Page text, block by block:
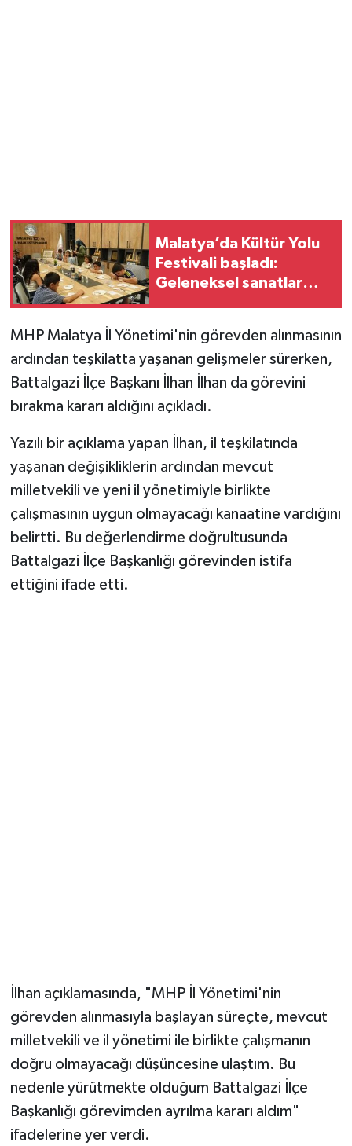
Malatya’da Kültür Yolu
Festivali başladı:
Geleneksel sanatlar
MHP Malatya İl Yönetimi'nin görevden alınmasının
ardından teşkilatta yaşanan gelişmeler sürerken,
Battalgazi İlçe Başkanı İlhan İlhan da görevini
bırakma kararı aldığını açıkladı.
Yazılı bir açıklama yapan İlhan, il teşkilatında
yaşanan değişikliklerin ardından mevcut
milletvekili ve yeni il yönetimiyle birlikte
çalışmasının uygun olmayacağı kanaatine vardığını
belirtti. Bu değerlendirme doğrultusunda
Battalgazi İlçe Başkanlığı görevinden istifa
ettiğini ifade etti.
İlhan açıklamasında, "MHP İl Yönetimi'nin
görevden alınmasıyla başlayan süreçte, mevcut
milletvekili ve il yönetimi ile birlikte çalışmanın
doğru olmayacağı düşüncesine ulaştım. Bu
nedenle yürütmekte olduğum Battalgazi İlçe
Başkanlığı görevimden ayrılma kararı aldım"
ifadelerine yer verdi.